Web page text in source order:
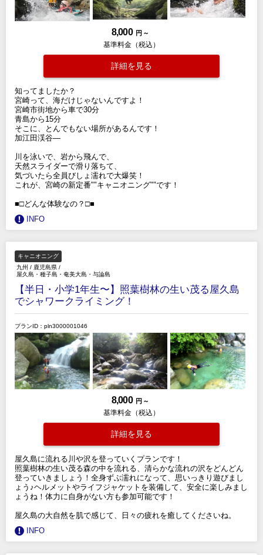
8,000 円 ～
基準料金（税込）
詳細を見る
知ってましたか？
宮崎って、海だけじゃないんですよ！
宮崎市街地から車で30分
青島から15分
そこに、とんでもない場所があるんです！
加江田渓谷—
川を泳いで、岩から飛んで、
天然スライダーで滑り落ちて、
気づいたら全員びしょ濡れで大爆笑！
これが、宮崎の新定番""キャニオニング""です！
■□どんな体験なの？□■
INFO
キャニオニング
九州 / 鹿児島県 /
屋久島・種子島・奄美大島・与論島
【半日・小学1年生〜】照葉樹林の生い茂る屋久島
でシャワークライミング！
プランID：pln3000001046
8,000 円 ～
基準料金（税込）
詳細を見る
屋久島に流れる川や沢を登っていくプランです！
照葉樹林の生い茂る森の中を流れる、清らかな流れの沢をどんどん
登っていきましょう！全身ずぶ濡れになって、思いっきり遊びまし
ょう♪ヘルメットやライフジャケットを装備して、安全に楽しみまし
ょうね！体力に自身がない方も参加可能です！
屋久島の大自然を肌で感じて、日々の疲れを癒してくださいね。
INFO